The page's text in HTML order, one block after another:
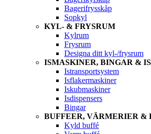
Bagerifrysskåp
Sopkyl
KYL- & FRYSRUM
Kylrum
Frysrum
Designa ditt kyl-/frysrum
ISMASKINER, BINGAR &
Istransportsystem
Isflakermaskiner
Iskubmaskiner
Isdispensers
Bingar
BUFFEER, VÄRMERIER &
Kyld buffé